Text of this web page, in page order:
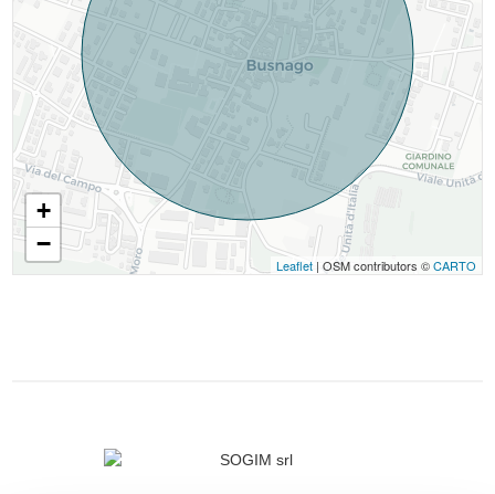
+
−
Leaflet| OSM contributors ©CARTO